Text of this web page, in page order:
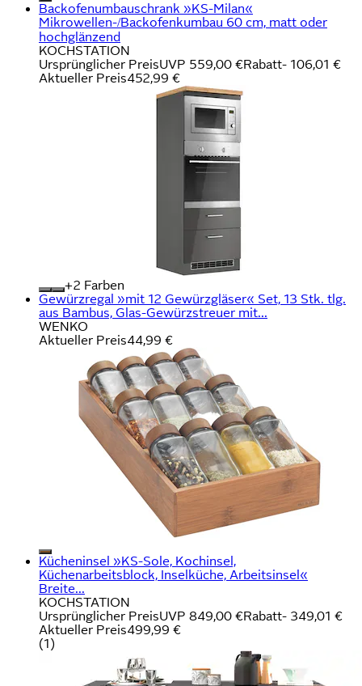
Backofenumbauschrank »KS-Milan«
Mikrowellen-/Backofenkumbau 60 cm, matt oder
hochglänzend
KOCHSTATION
Ursprünglicher PreisUVP 559,00 €Rabatt- 106,01 €
Aktueller Preis452,99 €
+
Farben
Gewürzregal »mit 12 Gewürzgläser« Set, 13 Stk. tlg.
aus Bambus, Glas-Gewürzstreuer mit...
WENKO
Aktueller Preis44,99 €
Kücheninsel »KS-Sole, Kochinsel,
Küchenarbeitsblock, Inselküche, Arbeitsinsel«
Breite...
KOCHSTATION
Ursprünglicher PreisUVP 849,00 €Rabatt- 349,01 €
Aktueller Preis499,99 €
(1)